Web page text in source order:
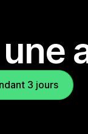
3 jours